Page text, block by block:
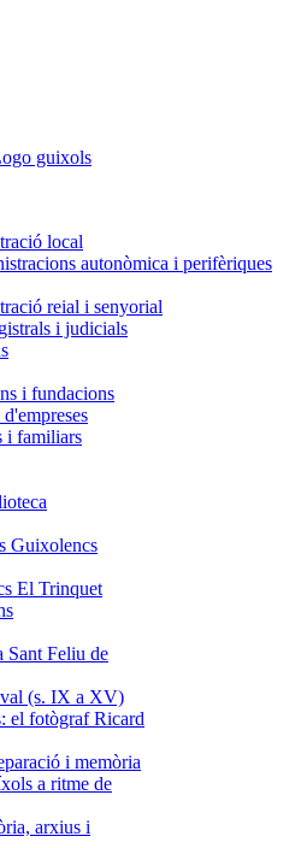
local
autonòmica i perifèriques
reial i senyorial
i judicials
i fundacions
i familiars
Guixolencs
El Trinquet
Sant Feliu de
(s. IX a XV)
el fotògraf Ricard
i memòria
a ritme de
arxius i